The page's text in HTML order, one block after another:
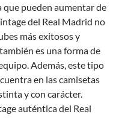
que pueden aumentar de
del Real Madrid no
más exitosos y
es una forma de
Además, este tipo
en las camisetas
y con carácter.
auténtica del Real